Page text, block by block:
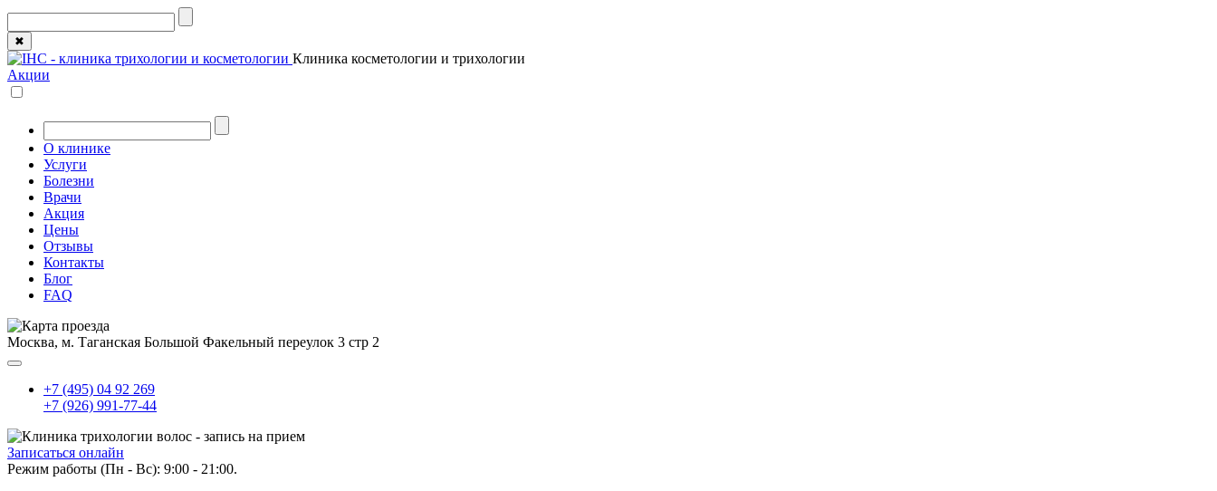
✖
Клиника косметологии и трихологии
Акции
О клинике
Услуги
Болезни
Врачи
Акция
Цены
Отзывы
Контакты
Блог
FAQ
Москва, м. Таганская Большой Факельный переулок 3 стр 2
+7 (495) 04 92 269
+7 (926) 991-77-44
Записаться онлайн
Режим работы (Пн - Вс): 9:00 - 21:00.